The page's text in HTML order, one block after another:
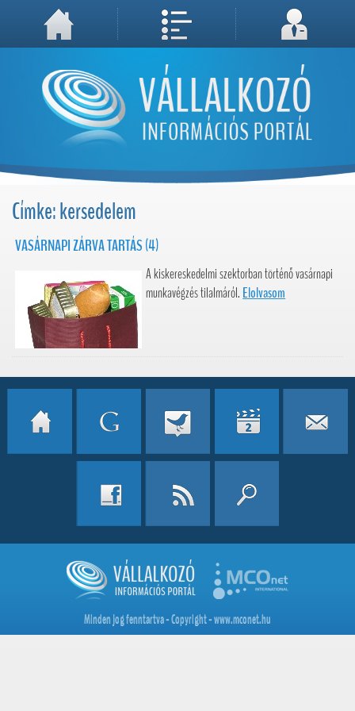
A weboldal használatával Ön elfogadja, hogy Cookie-kat (sütiket) tároljunk számítógépén. A sütik a weboldal megfelelő működéséhez
Megértettem, folytatás...
Címke: kersedelem
VASÁRNAPI ZÁRVA TARTÁS (4)
A kiskereskedelmi szektorban történő vasárnapi
munkavégzés tilalmáról. Elolvasom
Minden jog fenntartva - Copyright - www.mconet.hu